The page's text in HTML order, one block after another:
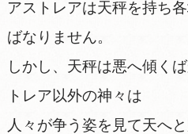
アストレアは天秤を持ち
ばなりません。
しかし、天秤は悪へ傾く
トレア以外の神々は
人々が争う姿を見て天へ